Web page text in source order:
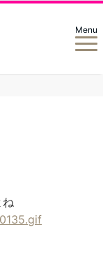
Menu
ね